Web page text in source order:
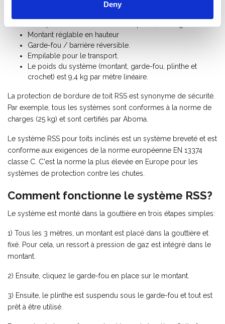
Deny
Montant réglable en hauteur
Garde-fou / barrière réversible.
Empilable pour le transport.
Le poids du système (montant, garde-fou, plinthe et
crochet) est 9,4 kg par mètre linéaire.
La protection de bordure de toit RSS est synonyme de sécurité.
Par exemple, tous les systèmes sont conformes à la norme de
charges (25 kg) et sont certifiés par Aboma.
Le système RSS pour toits inclinés est un système breveté et est
conforme aux exigences de la norme européenne EN 13374
classe C. C'est la norme la plus élevée en Europe pour les
systèmes de protection contre les chutes.
Comment fonctionne le système RSS?
Le système est monté dans la gouttière en trois étapes simples:
1) Tous les 3 mètres, un montant est placé dans la gouttière et
fixé. Pour cela, un ressort à pression de gaz est intégré dans le
montant.
2) Ensuite, cliquez le garde-fou en place sur le montant.
3) Ensuite, le plinthe est suspendu sous le garde-fou et tout est
prêt à être utilisé.